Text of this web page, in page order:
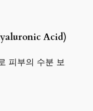
Acid)
피부의 수분 보